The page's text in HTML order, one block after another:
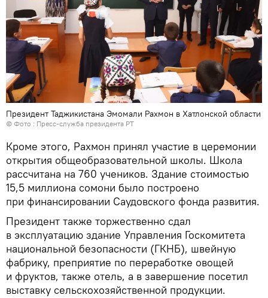
Президент Таджикистана Эмомали Рахмон в Хатлонской области
© Фото : Пресс-служба президента РТ
Кроме этого, Рахмон принял участие в церемонии
открытия общеобразовательной школы. Школа
рассчитана на 760 учеников. Здание стоимостью
15,5 миллиона сомони было построено
при финансировании Саудовского фонда развития.
Президент также торжественно сдал
в эксплуатацию здание Управления Госкомитета
национальной безопасности (ГКНБ), швейную
фабрику, преприятие по переработке овощей
и фруктов, также отель, а в завершение посетил
выставку сельскохозяйственной продукции.